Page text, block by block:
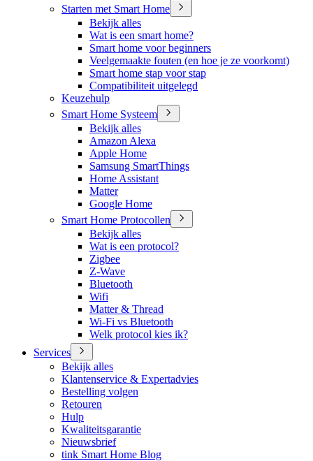
Starten met Smart Home
Bekijk alles
Wat is een smart home?
Smart home voor beginners
Veelgemaakte fouten (en hoe je ze voorkomt)
Smart home stap voor stap
Compatibiliteit uitgelegd
Keuzehulp
Smart Home Systeem
Bekijk alles
Amazon Alexa
Apple Home
Samsung SmartThings
Home Assistant
Matter
Google Home
Smart Home Protocollen
Bekijk alles
Wat is een protocol?
Zigbee
Z-Wave
Bluetooth
Wifi
Matter & Thread
Wi-Fi vs Bluetooth
Welk protocol kies ik?
Services
Bekijk alles
Klantenservice & Expertadvies
Bestelling volgen
Retouren
Hulp
Kwaliteitsgarantie
Nieuwsbrief
tink Smart Home Blog